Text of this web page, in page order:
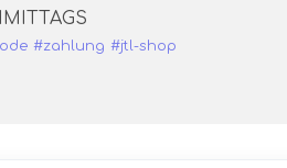
#zahlung #jtl-shop